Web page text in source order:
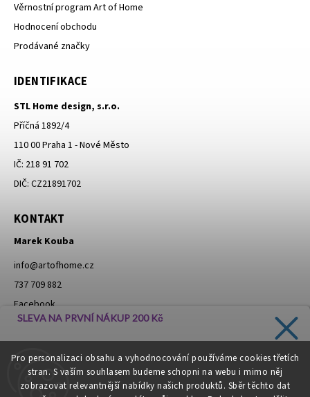
Pro personalizaci obsahu a vyhodnocování používáme cookies třetích
stran. S vaším souhlasem budeme schopni na webu i mimo něj
zobrazovat relevantnější nabídky našich produktů. Sběr těchto dat
Věrnostní program Art of Home
Hodnocení obchodu
Prodávané značky
IDENTIFIKACE
STL Home design, s.r.o.
Příčná 1892/4
110 00 Praha 1 - Nové Město
IČ: 218 91 702
DIČ: CZ21891702
KONTAKT
Marek Kouba
info@artofhome.cz
737 709 882
Facebook
Instagram
Moje objednávka - odstoupení od smlouvy
SLEVA NA PRVNÍ NÁKUP 200 Kč
slevách přímo do vaší schránky!